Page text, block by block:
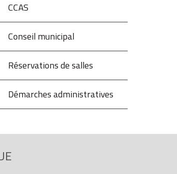
CCAS
Conseil municipal
Réservations de salles
Démarches administratives